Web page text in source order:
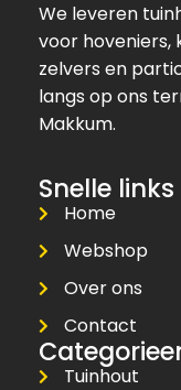
We leveren
voor hoveniers,
zelvers en
langs op ons
Makkum.
Snelle links
Home
Webshop
Over ons
Contact
Tuinhout